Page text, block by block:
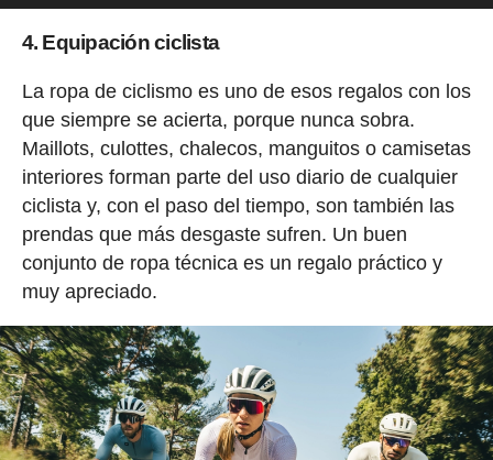
4. Equipación ciclista
La ropa de ciclismo es uno de esos regalos con los
que siempre se acierta, porque nunca sobra.
Maillots, culottes, chalecos, manguitos o camisetas
interiores forman parte del uso diario de cualquier
ciclista y, con el paso del tiempo, son también las
prendas que más desgaste sufren. Un buen
conjunto de ropa técnica es un regalo práctico y
muy apreciado.